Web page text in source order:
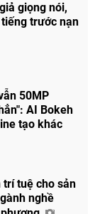
giọng nói,
trước nạn
50MP
AI Bokeh
tạo khác
trí tuệ cho sản
nghề